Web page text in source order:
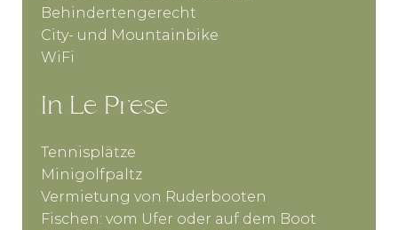
Behindertengerecht
City- und Mountainbike
WiFi
In Le Prese
Tennisplätze
Minigolfpaltz
Vermietung von Ruderbooten
Fischen: vom Ufer oder auf dem Boot